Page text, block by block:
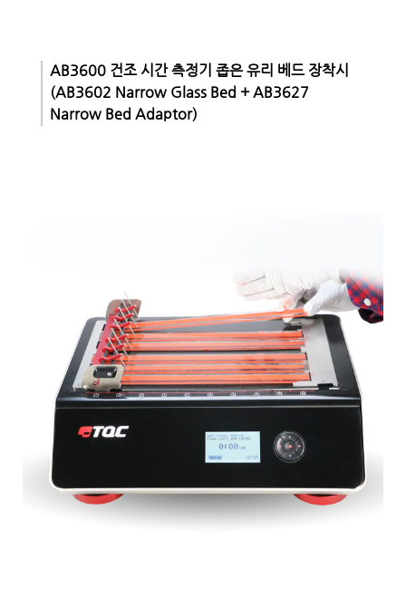
AB3600 건조 시간 측정기 좁은 유리 베드 장착시
(AB3602 Narrow Glass Bed + AB3627
Narrow Bed Adaptor)